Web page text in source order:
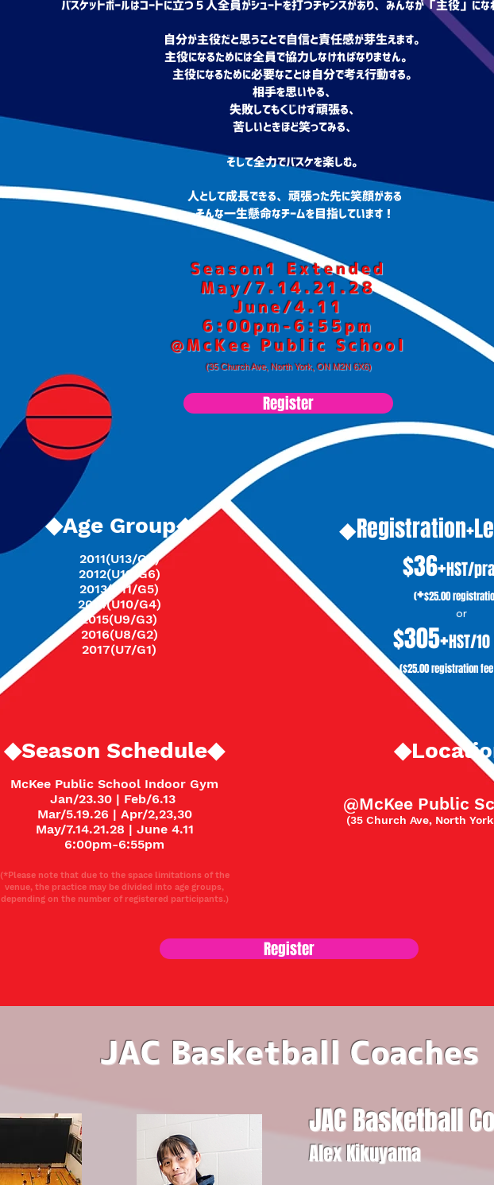
バスケットボールはコートに立つ５人全員がシュートを打つチャンスがあり、みんなが「主役」にな
自分が主役だと思うことで自信と責任感が芽生えます。
主役になるためには全員で協力しなければなりません。
主役になるために必要なことは自分で考え行動する。
相手を思いやる、
失敗してもくじけず頑張る、
苦しいときほど笑ってみる、
そして全力でバスケを楽しむ。
人として成長できる、頑張った先に笑顔がある
そんな一生懸命なチームを目指しています！
Season1 Extended
May/7.14.21.28
June/4.11
6:00pm-6:55pm
@McKee Public School
(35 Church Ave, North York, ON M2N 6X6)
Register
◆Age Group◆
2011(U13/G7)
2012(U12/G6)
2013(U11/G5)
2014(U10/G4)
2015(U9/G3)
2016(U8/G2)
2017(U7/G1)
◆Season Schedule◆
McKee Public School Indoor Gym
Jan/23.30 | Feb/6.13
Mar/5.19.26 | Apr/2,23,30
May/7.14.21.28 | June 4.11​
6:00pm-6:55pm
(*Please note that due to the space limitations of the
venue, the practice may be divided into age groups,
depending on the number of registered participants.)
$36+HST/
(+$25.00 registrat
$305+HST/
($25.00 registration fee
or
@McKee Public
(35 Church Ave, North
Register
JAC Basketball Coaches
JAC Basketball
Alex Kikuyama